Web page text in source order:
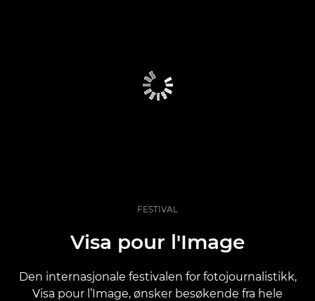
FESTIVAL
Visa pour l'Image
Den internasjonale festivalen for fotojournalistikk,
Visa pour l’Image, ønsker besøkende fra hele